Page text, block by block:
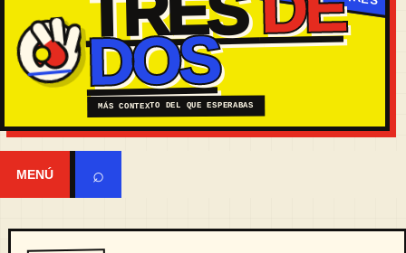
DOS
MÁS CONTEXTO DEL QUE ESPERABAS
MENÚ ⌕